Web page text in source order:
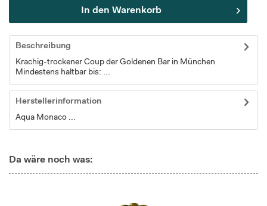
In den Warenkorb
Beschreibung
Krachig-trockener Coup der Goldenen Bar in München
Mindestens haltbar bis: ...
Herstellerinformation
Aqua Monaco ...
Da wäre noch was: